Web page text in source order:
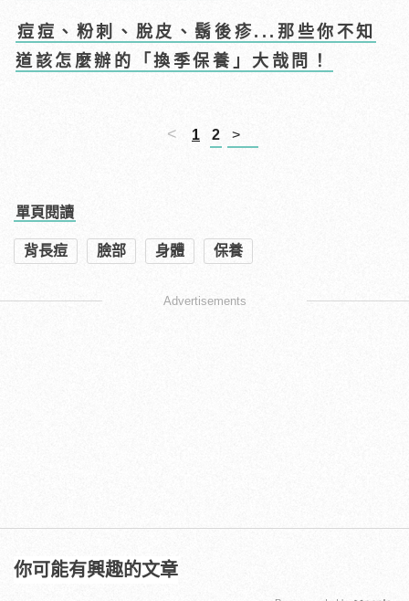
痘痘、粉刺、脫皮、鬍後疹...那些你不知
道該怎麼辦的「換季保養」大哉問！
< 1 2 >
單頁閱讀
背長痘 臉部 身體 保養
Advertisements
你可能有興趣的文章